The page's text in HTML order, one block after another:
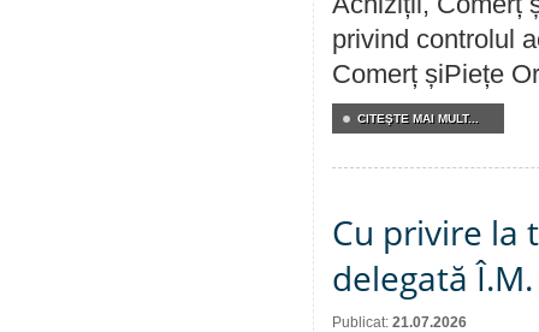
privind controlul
Comerț șiPiețe
CITEŞTE MAI MULT...
Cu privire la
delegată
Publicat: 21.07.2026